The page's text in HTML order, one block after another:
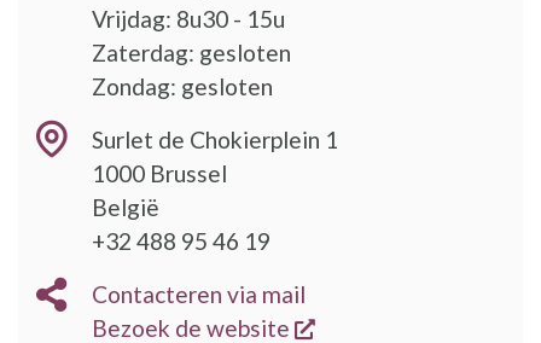
Vrijdag: 8u30 - 15u
Zaterdag: gesloten
Zondag: gesloten
Surlet de Chokierplein 1
1000 Brussel
België
+32 488 95 46 19
Contacteren via mail
Bezoek de website
opent een nieuw